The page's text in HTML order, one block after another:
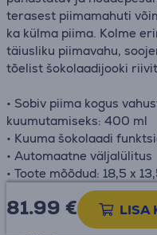
terasest piimamahuti
ka külma piima. Kolme
täiusliku piimavahu,
tõelist šokolaadijooki
• Sobiv piima kogus
kuumutamiseks: 400 ml
• Kuuma šokolaadi
• Automaatne väljalülitus
• Toote mõõdud: 18,5 x
81.99 € LISA
Tarne